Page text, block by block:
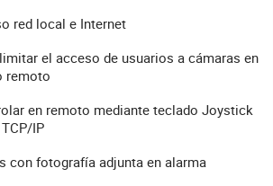
red local e Internet
el acceso de usuarios a cámaras en
remoto
en remoto mediante teclado Joystick
IP
con fotografía adjunta en alarma